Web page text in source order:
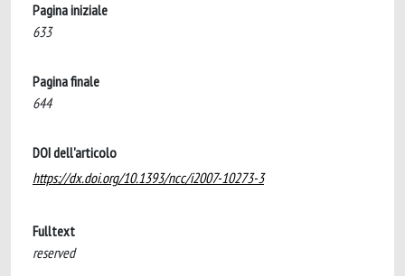
Pagina iniziale
633
Pagina finale
644
DOI dell'articolo
https://dx.doi.org/10.1393/ncc/i2007-10273-3
Fulltext
reserved